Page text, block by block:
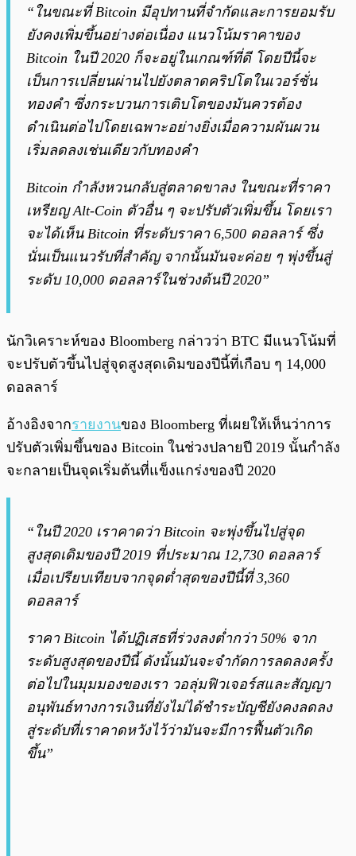
“ในขณะที่ Bitcoin มีอุปทานที่จำกัดและการยอมรับ
ยังคงเพิ่มขึ้นอย่างต่อเนื่อง แนวโน้มราคาของ
Bitcoin ในปี 2020 ก็จะอยู่ในเกณฑ์ที่ดี โดยปีนี้จะ
เป็นการเปลี่ยนผ่านไปยังตลาดคริปโตในเวอร์ชั่น
ทองคำ ซึ่งกระบวนการเติบโตของมันควรต้อง
ดำเนินต่อไปโดยเฉพาะอย่างยิ่งเมื่อความผันผวน
เริ่มลดลงเช่นเดียวกับทองคำ
Bitcoin กำลังหวนกลับสู่ตลาดขาลง ในขณะที่ราคา
เหรียญ Alt-Coin ตัวอื่น ๆ จะปรับตัวเพิ่มขึ้น โดยเรา
จะได้เห็น Bitcoin ที่ระดับราคา 6,500 ดอลลาร์ ซึ่ง
นั่นเป็นแนวรับที่สำคัญ จากนั้นมันจะค่อย ๆ พุ่งขึ้นสู่
ระดับ 10,000 ดอลลาร์ในช่วงต้นปี 2020”
นักวิเคราะห์ของ Bloomberg กล่าวว่า BTC มีแนวโน้มที่
จะปรับตัวขึ้นไปสู่จุดสูงสุดเดิมของปีนี้ที่เกือบ ๆ 14,000
ดอลลาร์
อ้างอิงจากรายงานของ Bloomberg ที่เผยให้เห็นว่าการ
ปรับตัวเพิ่มขึ้นของ Bitcoin ในช่วงปลายปี 2019 นั้นกำลัง
จะกลายเป็นจุดเริ่มต้นที่แข็งแกร่งของปี 2020
“ในปี 2020 เราคาดว่า Bitcoin จะพุ่งขึ้นไปสู่จุด
สูงสุดเดิมของปี 2019 ที่ประมาณ 12,730 ดอลลาร์
เมื่อเปรียบเทียบจากจุดต่ำสุดของปีนี้ที่ 3,360
ดอลลาร์
ราคา Bitcoin ได้ปฏิเสธที่ร่วงลงต่ำกว่า 50% จาก
ระดับสูงสุดของปีนี้ ดังนั้นมันจะจำกัดการลดลงครั้ง
ต่อไปในมุมมองของเรา วอลุ่มฟิวเจอร์สและสัญญา
อนุพันธ์ทางการเงินที่ยังไม่ได้ชำระบัญชียังคงลดลง
สู่ระดับที่เราคาดหวังไว้ว่ามันจะมีการฟื้นตัวเกิด
ขึ้น”